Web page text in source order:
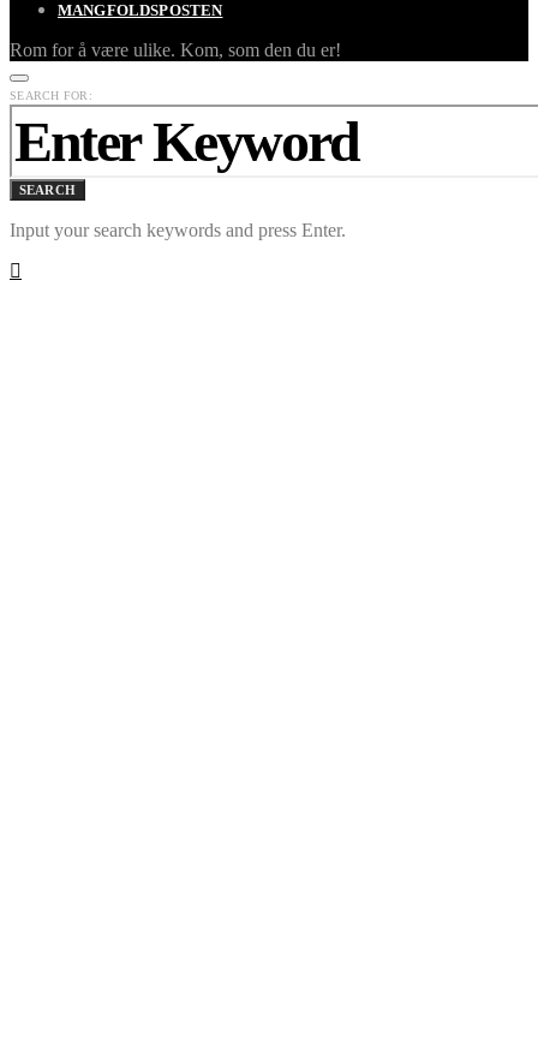
MANGFOLDSPOSTEN
Rom for å være ulike. Kom, som den du er!
SEARCH FOR:
SEARCH
Input your search keywords and press Enter.